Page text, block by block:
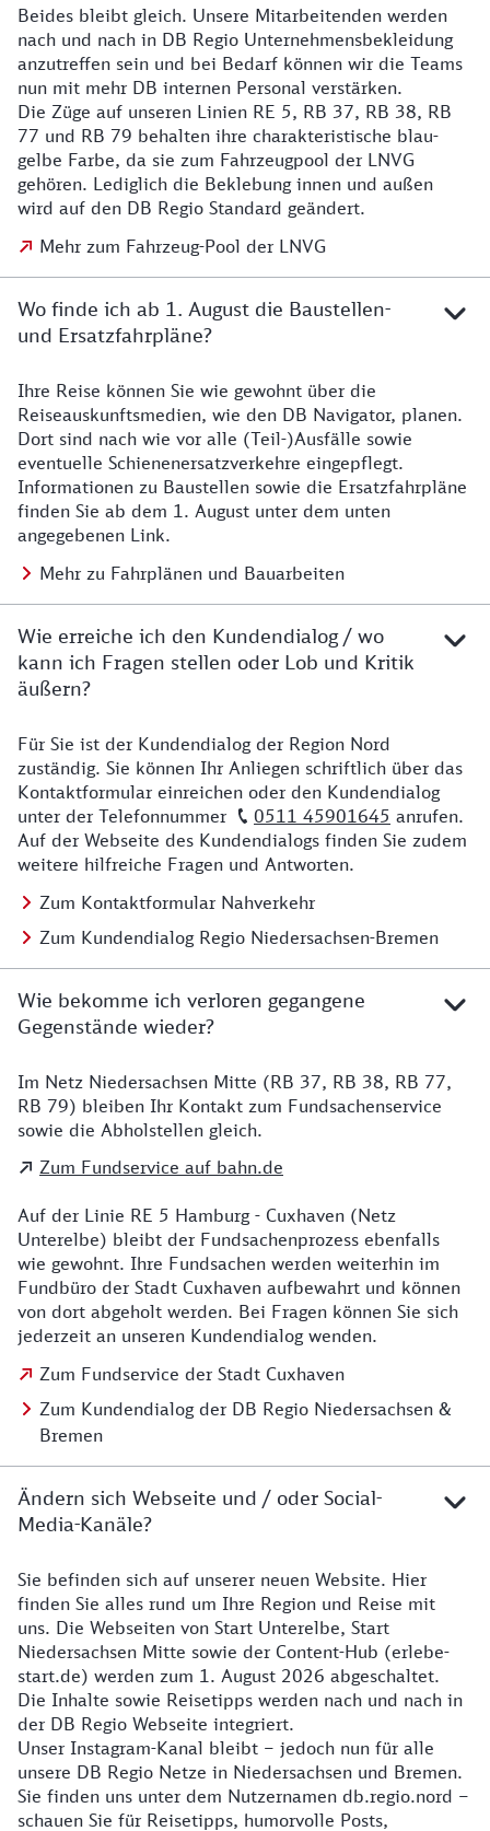
Details zu den Mitarbeitenden
Beides bleibt gleich. Unsere Mitarbeitenden werden
nach und nach in DB Regio Unternehmensbekleidung
anzutreffen sein und bei Bedarf können wir die Teams
nun mit mehr DB internen Personal verstärken.
Die Züge auf unseren Linien RE 5, RB 37, RB 38, RB
77 und RB 79 behalten ihre charakteristische blau-
gelbe Farbe, da sie zum Fahrzeugpool der LNVG
gehören. Lediglich die Beklebung innen und außen
wird auf den DB Regio Standard geändert.
Mehr zum Fahrzeug-Pool der LNVG
Wo finde ich ab 1. August die Baustellen-
und Ersatzfahrpläne?
Details zu Baustelle
Ihre Reise können Sie wie gewohnt über die
Reiseauskunftsmedien, wie den DB Navigator, planen.
Dort sind nach wie vor alle (Teil-)Ausfälle sowie
eventuelle Schienenersatzverkehre eingepflegt.
Informationen zu Baustellen sowie die Ersatzfahrpläne
finden Sie ab dem 1. August unter dem unten
angegebenen Link.
Mehr zu Fahrplänen und Bauarbeiten
Wie erreiche ich den Kundendialog / wo
kann ich Fragen stellen oder Lob und Kritik
äußern?
Details zu Kontakt
Für Sie ist der Kundendialog der Region Nord
zuständig. Sie können Ihr Anliegen schriftlich über das
Kontaktformular einreichen oder den Kundendialog
unter der Telefonnummer
0511 45901645 anrufen.
Auf der Webseite des Kundendialogs finden Sie zudem
weitere hilfreiche Fragen und Antworten.
Zum Kontaktformular Nahverkehr
Zum Kundendialog Regio Niedersachsen-Bremen
Wie bekomme ich verloren gegangene
Gegenstände wieder?
Details zu Kontakt
Im Netz Niedersachsen Mitte (RB 37, RB 38, RB 77,
RB 79) bleiben Ihr Kontakt zum Fundsachenservice
sowie die Abholstellen gleich.
Zum Fundservice auf bahn.de
Auf der Linie RE 5 Hamburg - Cuxhaven (Netz
Unterelbe) bleibt der Fundsachenprozess ebenfalls
wie gewohnt. Ihre Fundsachen werden weiterhin im
Fundbüro der Stadt Cuxhaven aufbewahrt und können
von dort abgeholt werden. Bei Fragen können Sie sich
jederzeit an unseren Kundendialog wenden.
Zum Fundservice der Stadt Cuxhaven
Zum Kundendialog der DB Regio Niedersachsen &
Bremen
Ändern sich Webseite und / oder Social-
Media-Kanäle?
Details zur Website
Sie befinden sich auf unserer neuen Website. Hier
finden Sie alles rund um Ihre Region und Reise mit
uns. Die Webseiten von Start Unterelbe, Start
Niedersachsen Mitte sowie der Content-Hub (erlebe-
start.de) werden zum 1. August 2026 abgeschaltet.
Die Inhalte sowie Reisetipps werden nach und nach in
der DB Regio Webseite integriert.
Unser Instagram-Kanal bleibt – jedoch nun für alle
unsere DB Regio Netze in Niedersachsen und Bremen.
Sie finden uns unter dem Nutzernamen db.regio.nord –
schauen Sie für Reisetipps, humorvolle Posts,